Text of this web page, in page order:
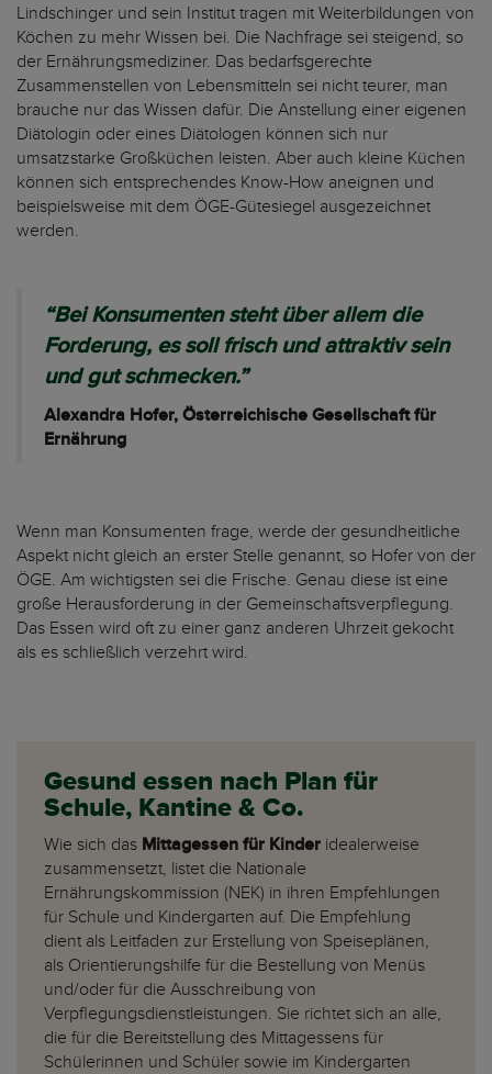
Lindschinger und sein Institut tragen mit Weiterbildungen von
Köchen zu mehr Wissen bei. Die Nachfrage sei steigend, so
der Ernährungsmediziner. Das bedarfsgerechte
Zusammenstellen von Lebensmitteln sei nicht teurer, man
brauche nur das Wissen dafür. Die Anstellung einer eigenen
Diätologin oder eines Diätologen können sich nur
umsatzstarke Großküchen leisten. Aber auch kleine Küchen
können sich entsprechendes Know-How aneignen und
beispielsweise mit dem ÖGE-Gütesiegel ausgezeichnet
werden.
“Bei Konsumenten steht über allem die
Forderung, es soll frisch und attraktiv sein
und gut schmecken.”
Alexandra Hofer, Österreichische Gesellschaft für
Ernährung
Wenn man Konsumenten frage, werde der gesundheitliche
Aspekt nicht gleich an erster Stelle genannt, so Hofer von der
ÖGE. Am wichtigsten sei die Frische. Genau diese ist eine
große Herausforderung in der Gemeinschaftsverpflegung.
Das Essen wird oft zu einer ganz anderen Uhrzeit gekocht
als es schließlich verzehrt wird.
Gesund essen nach Plan für
Schule, Kantine & Co.
Wie sich das Mittagessen für Kinder idealerweise
zusammensetzt, listet die Nationale
Ernährungskommission (NEK) in ihren Empfehlungen
für Schule und Kindergarten auf. Die Empfehlung
dient als Leitfaden zur Erstellung von Speiseplänen,
als Orientierungshilfe für die Bestellung von Menüs
und/oder für die Ausschreibung von
Verpflegungsdienstleistungen. Sie richtet sich an alle,
die für die Bereitstellung des Mittagessens für
Schülerinnen und Schüler sowie im Kindergarten